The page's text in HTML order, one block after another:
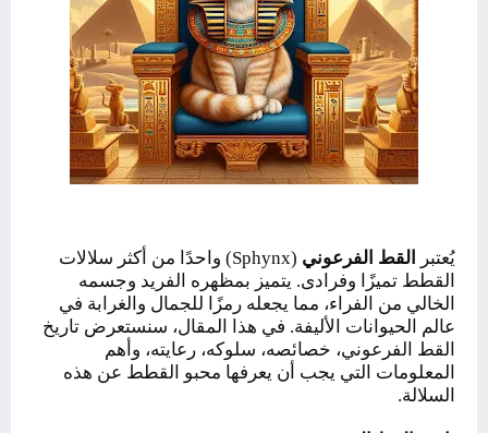
يُعتبر القط الفرعوني
(Sphynx) واحدًا من أكثر سلالات
القطط تميزًا وفرادى. يتميز بمظهره الفريد وجسمه
الخالي من الفراء، مما يجعله رمزًا للجمال والغرابة في
عالم الحيوانات الأليفة. في هذا المقال، سنستعرض تاريخ
القط الفرعوني، خصائصه، سلوكه، رعايته، وأهم
المعلومات التي يجب أن يعرفها محبو القطط عن هذه
السلالة.